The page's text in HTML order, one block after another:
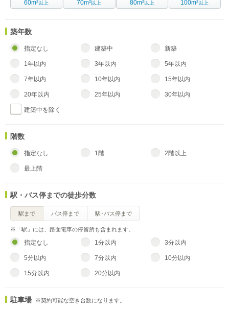
60m²以上 70m²以上 80m²以上 100m²以上
築年数
指定なし 建築中 新築
1年以内 3年以内 5年以内
7年以内 10年以内 15年以内
20年以内 25年以内 30年以内
建築中を除く
階数
指定なし 1階 2階以上
最上階
駅・バス停までの徒歩分数
駅まで バス停まで 駅･バス停まで
指定なし 1分以内 3分以内
5分以内 7分以内 10分以内
15分以内 20分以内
※「駅」には、路面電車の停留所も含まれます。
駐車場 ※契約可能な空き台数になります。